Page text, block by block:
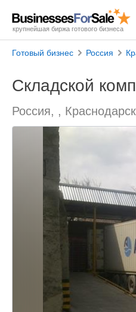
крупнейшая биржа готового бизнеса
Готовый бизнес Россия
Cкладской
Россия, ,